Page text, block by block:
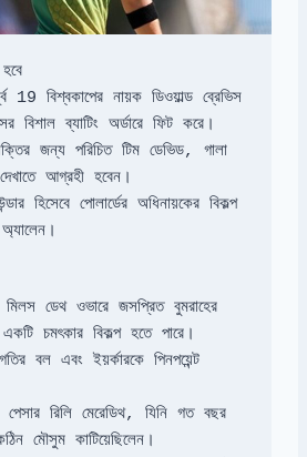
এটি দেখতে আকর্ষণীয় হবে
19 বিশ্বকাপের নায়ক ডিওয়াল্ড ব্রেভিস
বিশাল ব্যাটিং অর্ডারে ফিট করে।
জন্য পরিচিত টিম ডেভিড, গালা
দেখাতে আগ্রহী হবেন।
হিসেবে পোলার্ডের অধিনায়কের বিকল্প
মিলস ডেথ ওভারে জসপ্রিত বুমরাহের
বল এবং ইয়র্কারকে পিনপয়েন্ট
পেসার রিলি মেরেডিথ, যিনি গত বছর
মৌসুম কাটিয়েছিলেন।